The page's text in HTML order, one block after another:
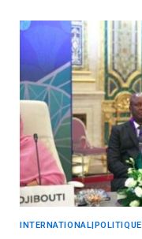
INTERNATIONAL|POLITIQUE